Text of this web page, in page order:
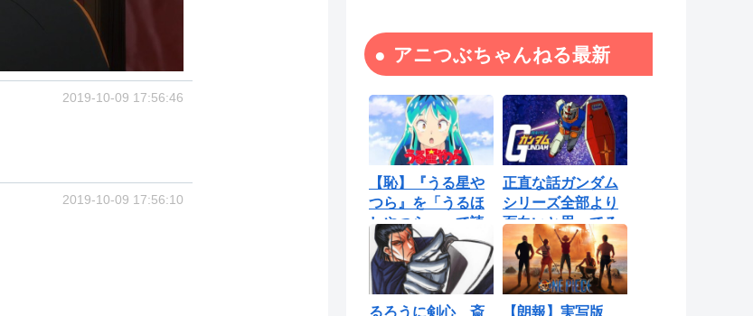
2019-10-09 17:56:46
2019-10-09 17:56:10
アニつぶちゃんねる最新
【恥】『うる星や
つら』を「うるほ
しやつら」って読
んでたわ…勘...
正直な話ガンダム
シリーズ全部より
面白いと思ってる
ロボットアニ...
るろうに剣心 斎 【朗報】実写版